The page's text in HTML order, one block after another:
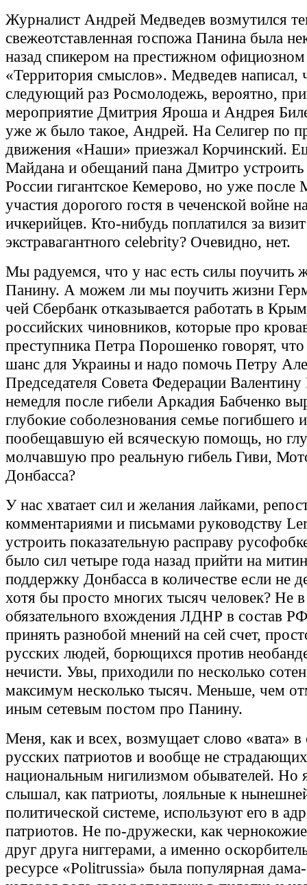
Журналист Андрей Медведев возмутился
свежеотставленная госпожа Панина была
назад спикером на престижном
«Территория смыслов». Медведев написал,
следующий раз Росмолодежь, вероятно,
мероприятие Дмитрия Яроша и Андрея
уже ж было такое, Андрей. На Селигер по
движения «Наши» приезжал Корчинский.
Майдана и обещаний пана Дмитро устроить
России гигантское Кемерово, но уже
участия дорогого гостя в чеченской войне
ичкерийцев. Кто-нибудь поплатился за визит
экстравагантного celebrity? Очевидно, нет.
Мы радуемся, что у нас есть силы поучить
Панину. А можем ли мы поучить жизни
чей Сбербанк отказывается работать в
российских чиновников, которые про
преступника Петра Порошенко говорят,
шанс для Украины и надо помочь Петру
Председателя Совета Федерации
немедля после гибели Аркадия Бабченко
глубокие соболезнования семье погибшего и
пообещавшую ей всяческую помощь, но
молчавшую про реальную гибель Гиви,
Донбасса?
У нас хватает сил и желания лайками,
комментариями и письмами руководству
устроить показательную расправу
было сил четыре года назад прийти на
поддержку Донбасса в количестве если не
хотя бы просто многих тысяч человек? Не
обязательного вхождения ЛДНР в состав
принять разнобой мнений на сей счет,
русских людей, борющихся против
нечисти. Увы, приходили по несколько
максимум несколько тысяч. Меньше, чем
иным сетевым постом про Панину.
Меня, как и всех, возмущает слово «вата»
русских патриотов и вообще не страдающих
национальным нигилизмом обывателей. Но
слышал, как патриоты, лояльные к
политической системе, используют его в
патриотов. Не по-дружески, как
друг друга ниггерами, а именно
ресурсе «Politrussia» была популярная